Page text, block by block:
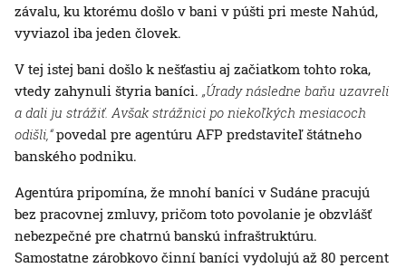
závalu, ku ktorému došlo v bani v púšti pri meste Nahúd,
vyviazol iba jeden človek.
V tej istej bani došlo k nešťastiu aj začiatkom tohto roka,
vtedy zahynuli štyria baníci. „Úrady následne baňu uzavreli
a dali ju strážiť. Avšak strážnici po niekoľkých mesiacoch
odišli,“povedal pre agentúru AFP predstaviteľ štátneho
banského podniku.
Agentúra pripomína, že mnohí baníci v Sudáne pracujú
bez pracovnej zmluvy, pričom toto povolanie je obzvlášť
nebezpečné pre chatrnú banskú infraštruktúru.
Samostatne zárobkovo činní baníci vydolujú až 80 percent